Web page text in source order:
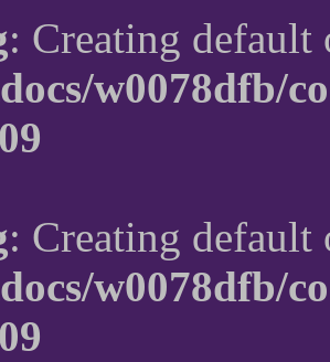
: Creating
w0078dfb/
: Creating
w0078dfb/